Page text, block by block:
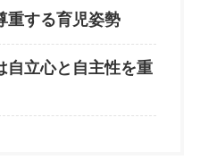
重する育児姿勢
自立心と自主性を重